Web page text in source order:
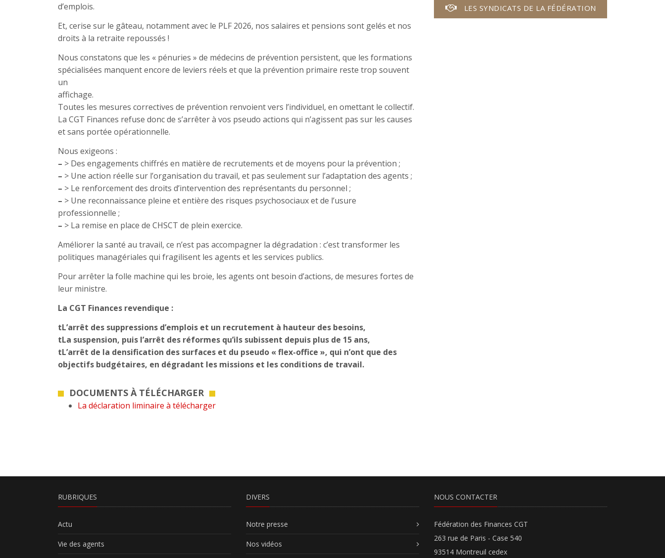
d’emplois.
Et, cerise sur le gâteau, notamment avec le PLF 2026, nos salaires et pensions sont gelés et nos
droits à la retraite repoussés !
Nous constatons que les « pénuries » de médecins de prévention persistent, que les formations
spécialisées manquent encore de leviers réels et que la prévention primaire reste trop souvent
un
affichage.
Toutes les mesures correctives de prévention renvoient vers l’individuel, en omettant le collectif.
La CGT Finances refuse donc de s’arrêter à vos pseudo actions qui n’agissent pas sur les causes
et sans portée opérationnelle.
Nous exigeons :
– > Des engagements chiffrés en matière de recrutements et de moyens pour la prévention ;
– > Une action réelle sur l’organisation du travail, et pas seulement sur l’adaptation des agents ;
– > Le renforcement des droits d’intervention des représentants du personnel ;
– > Une reconnaissance pleine et entière des risques psychosociaux et de l’usure
professionnelle ;
– > La remise en place de CHSCT de plein exercice.
Améliorer la santé au travail, ce n’est pas accompagner la dégradation : c’est transformer les
politiques managériales qui fragilisent les agents et les services publics.
Pour arrêter la folle machine qui les broie, les agents ont besoin d’actions, de mesures fortes de
leur ministre.
La CGT Finances revendique :
tL’arrêt des suppressions d’emplois et un recrutement à hauteur des besoins,
tLa suspension, puis l’arrêt des réformes qu’ils subissent depuis plus de 15 ans,
tL’arrêt de la densification des surfaces et du pseudo « flex-office », qui n’ont que des
objectifs budgétaires, en dégradant les missions et les conditions de travail.
DOCUMENTS À TÉLÉCHARGER
La déclaration liminaire à télécharger
LES SYNDICATS DE LA FÉDÉRATION
RUBRIQUES
Actu
Vie des agents
DIVERS
Notre presse
Nos vidéos
NOUS CONTACTER
Fédération des Finances CGT
263 rue de Paris - Case 540
93514 Montreuil cedex